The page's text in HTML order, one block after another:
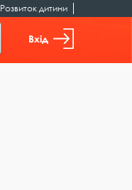
Розвиток дитини
Вхід